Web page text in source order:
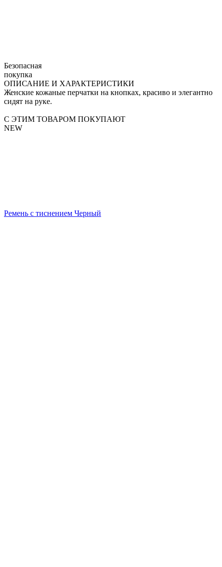
Безопасная
покупка
ОПИСАНИЕ И ХАРАКТЕРИСТИКИ
Женские кожаные перчатки на кнопках, красиво и элегантно
сидят на руке.
С ЭТИМ ТОВАРОМ ПОКУПАЮТ
NEW
Ремень с тиснением Черный